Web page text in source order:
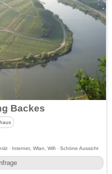
Backes
· Internet, Wlan, Wifi · Schöne Aussicht